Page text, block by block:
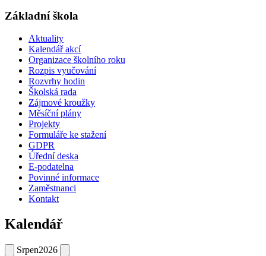
Základní škola
Aktuality
Kalendář akcí
Organizace školního roku
Rozpis vyučování
Rozvrhy hodin
Školská rada
Zájmové kroužky
Měsíční plány
Projekty
Formuláře ke stažení
GDPR
Úřední deska
E-podatelna
Povinné informace
Zaměstnanci
Kontakt
Kalendář
Srpen2026